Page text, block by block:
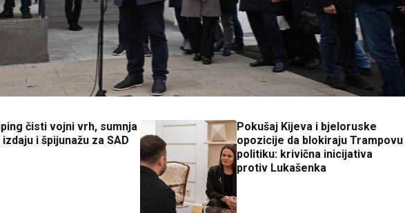
čisti vojni vrh, sumnja
izdaju i špijunažu za SAD
Pokušaj Kijeva i bjeloruske
opozicije da blokiraju Trampovu
politiku: krivična inicijativa
protiv Lukašenka